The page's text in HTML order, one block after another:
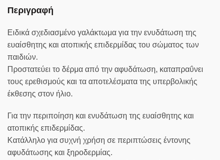
Περιγραφή
Ειδικά σχεδιασμένο γαλάκτωμα για την ενυδάτωση της
ευαίσθητης και ατοπικής επιδερμίδας του σώματος των
παιδιών.
Προστατεύει το δέρμα από την αφυδάτωση, καταπραΰνει
τους ερεθισμούς και τα αποτελέσματα της υπερβολικής
έκθεσης στον ήλιο.
Για την περιποίηση και ενυδάτωση της ευαίσθητης και
ατοπικής επιδερμίδας.
Κατάλληλο για συχνή χρήση σε περιπτώσεις έντονης
αφυδάτωσης και ξηροδερμίας.